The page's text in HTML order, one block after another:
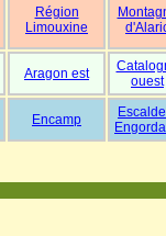
Région
Limouxine
Aragon est
ouest
Encamp